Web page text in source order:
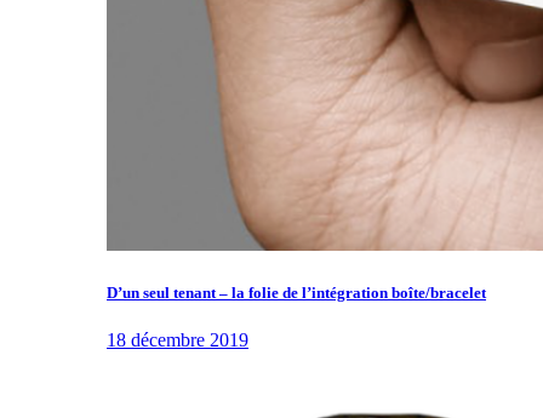
D’un seul tenant – la folie de l’intégration boîte/bracelet
18 décembre 2019